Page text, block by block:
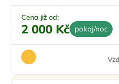
Parkování zdarma
Cena již od:
2 000 Kč pokoj/noc